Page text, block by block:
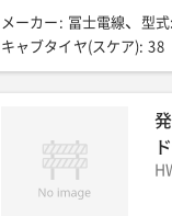
メーカー : 冨士電線 型式:
キャブタイヤ(スケア): 38